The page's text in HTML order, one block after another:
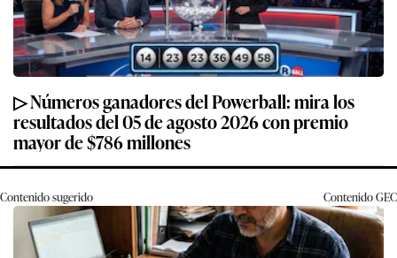
▷ Números ganadores del Powerball: mira los
resultados del 05 de agosto 2026 con premio
mayor de $786 millones
Contenido sugerido ContenidoGEC